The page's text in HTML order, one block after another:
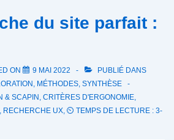
du site parfait :
ON 9 MAI 2022
PUBLIÉ DANS
, MÉTHODES, SYNTHÈSE
& SCAPIN , CRITÈRES D'ERGONOMIE,
, RECHERCHE UX, ⏲ TEMPS DE LECTURE : 3-